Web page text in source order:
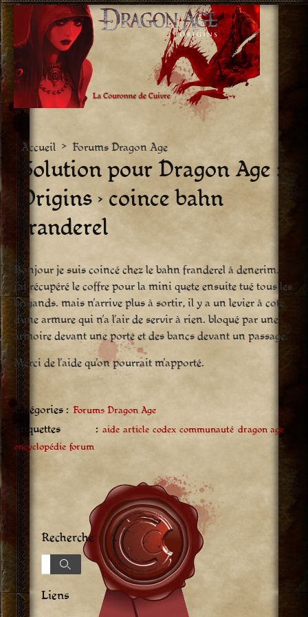
Aller
vers
le
contenu
Accueil > Forums Dragon Age
Solution pour Dragon Age :
Origins › coince bahn
franderel
Bonjour je suis coincé chez le bahn franderel à denerim.
j’ai récupéré le coffre pour la mini quete ensuite tué tous les
brigands. mais n’arrive plus à sortir, il y a un levier à cote
d’une armure qui n’a l’air de servir à rien. bloqué par une
armoire devant une porte et des bancs devant un passage.
Merci de l’aide qu’on pourrait m’apporté.
Catégories : Forums Dragon Age
Étiquettes : aide article codex communauté dragon age
encyclopédie forum
Recherche
Recherche
Recherche
Liens